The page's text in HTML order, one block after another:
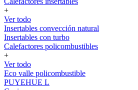
+
Ver todo
Insertables convección natural
Insertables con turbo
Calefactores policombustibles
+
Ver todo
Eco valle policombustible
PUYEHUE L